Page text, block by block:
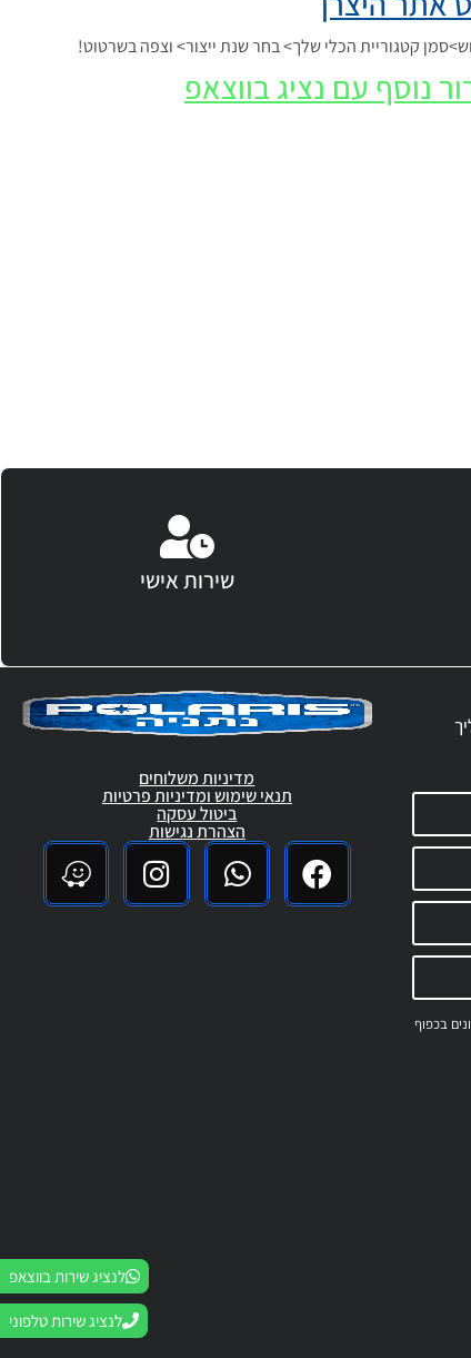
קטגוריית הכלי שלך> בחר שנת ייצור> וצפה בשרטוט!
נוסף עם נציג בווצאפ
שירות אישי
בכפוף
לנציג שירות בווצאפ
לנציג שירות טלפוני
מדיניות משלוחים
תנאי שימוש ומדיניות פרטיות
ביטול עסקה
הצהרת נגישות